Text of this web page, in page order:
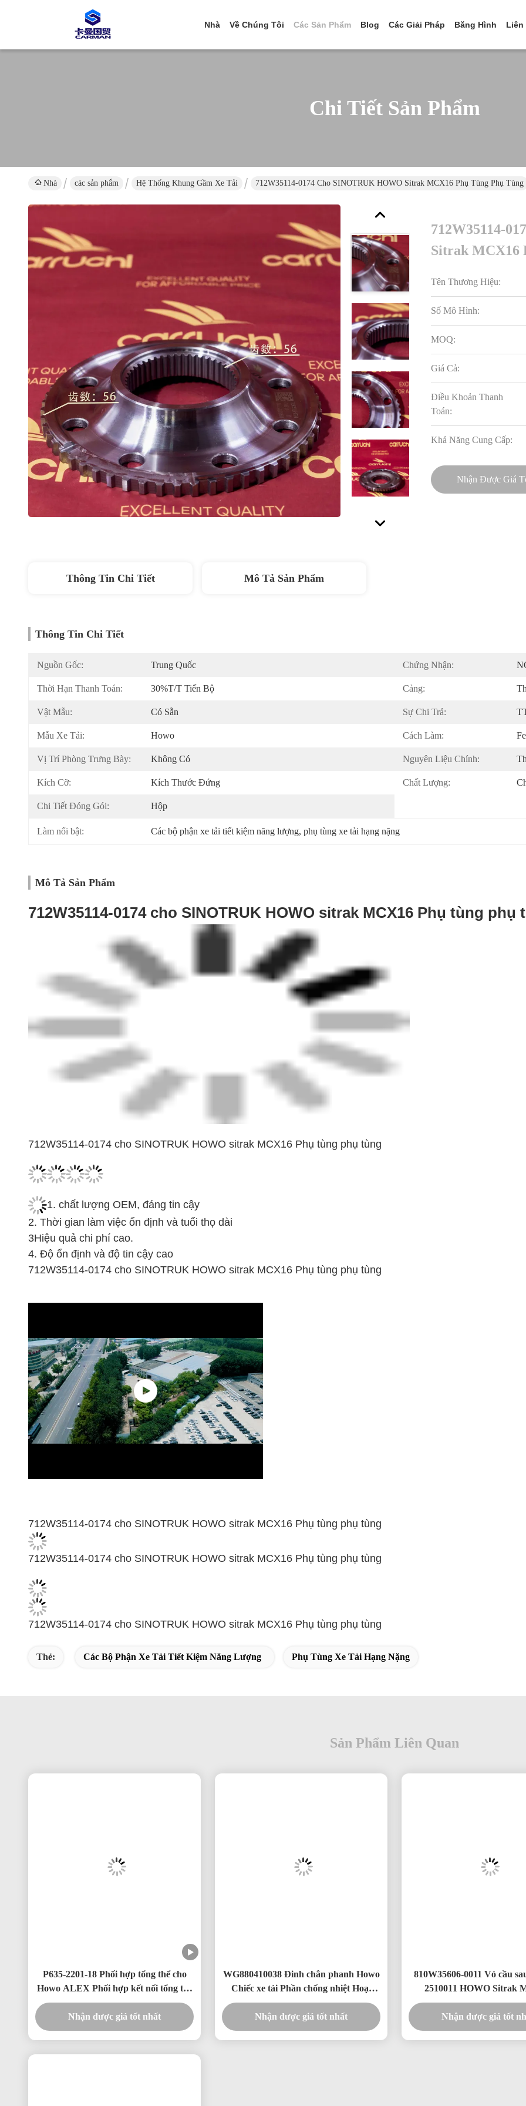
Nhà Về Chúng Tôi Các Sản Phẩm Blog Các Giải Pháp Băng Hình Liên
Chi Tiết Sản Phẩm
Nhà các sản phẩm Hệ Thống Khung Gầm Xe Tải 712W35114-0174 Cho SINOTRUK HOWO Sitrak MCX16 Phụ Tùng Phụ Tùng
712W35114-
Sitrak MCX16
Tên Thương Hiệu:
Số Mô Hình:
MOQ:
Giá Cả:
Điều Khoản Thanh
Toán:
Khả Năng Cung Cấp:
Nhận Được Giá
Thông Tin Chi Tiết Mô Tả Sản Phẩm
Thông Tin Chi Tiết
Nguồn Gốc: Trung Quốc Chứng Nhận:
Thời Hạn Thanh Toán: 30%T/T Tiến Bộ Cảng:
Vật Mẫu: Có Sẵn Sự Chi Trả:
Mẫu Xe Tải: Howo Cách Làm:
Vị Trí Phòng Trưng Bày: Không Có Nguyên Liệu Chính:
Kích Cỡ: Kích Thước Đứng Chất Lượng:
Chi Tiết Đóng Gói: Hộp
Làm nổi bật: Các bộ phận xe tải tiết kiệm năng lượng, phụ tùng xe tải hạng nặng
Mô Tả Sản Phẩm
712W35114-0174 cho SINOTRUK HOWO sitrak MCX16 Phụ tùng phụ
712W35114-0174 cho SINOTRUK HOWO sitrak MCX16 Phụ tùng phụ tùng